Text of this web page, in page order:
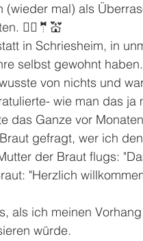
(wieder mal) als
👰‍♀️🤵💒
in Schriesheim, in
selbst gewohnt haben.
von nichts und
wie man das ja
das Ganze vor
gefragt, wer ich
der Braut flugs:
"Herzlich
als ich meinen
würde.